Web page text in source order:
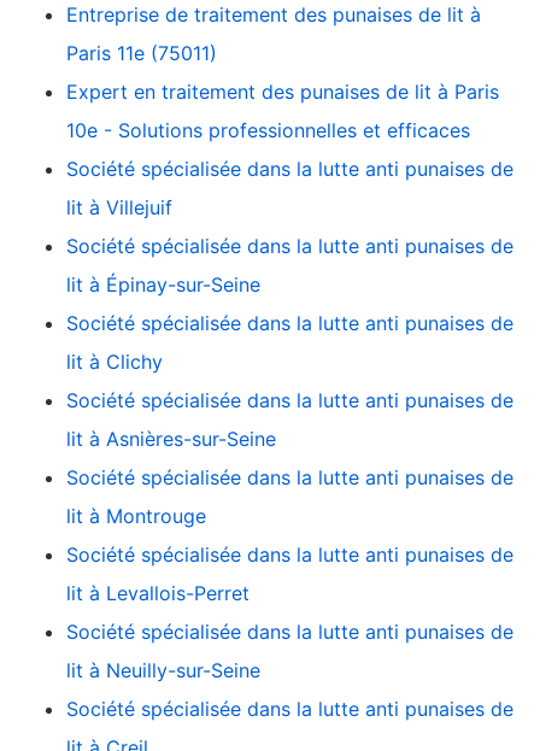
Entreprise de traitement des punaises de lit à
Paris 11e (75011)
Expert en traitement des punaises de lit à Paris
10e - Solutions professionnelles et efficaces
Société spécialisée dans la lutte anti punaises de
lit à Villejuif
Société spécialisée dans la lutte anti punaises de
lit à Épinay-sur-Seine
Société spécialisée dans la lutte anti punaises de
lit à Clichy
Société spécialisée dans la lutte anti punaises de
lit à Asnières-sur-Seine
Société spécialisée dans la lutte anti punaises de
lit à Montrouge
Société spécialisée dans la lutte anti punaises de
lit à Levallois-Perret
Société spécialisée dans la lutte anti punaises de
lit à Neuilly-sur-Seine
Société spécialisée dans la lutte anti punaises de